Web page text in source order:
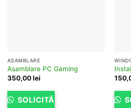
ASAMBLARE
Asamblare PC Gaming
350,00lei
SOLICITĂ